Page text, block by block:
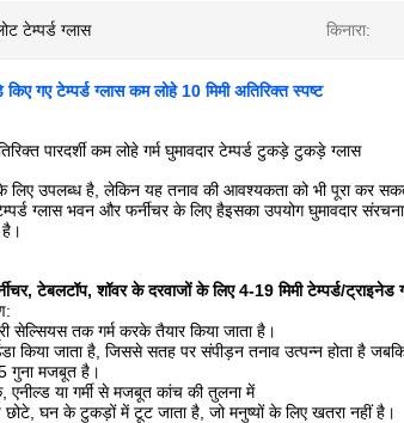
टेम्पर्ड ग्लास किनारा:
गए टेम्पर्ड ग्लास कम लोहे 10 मिमी अतिरिक्त स्पष्ट
पारदर्शी कम लोहे गर्म घुमावदार टेम्पर्ड टुकड़े टुकड़े ग्लास
के लिए उपलब्ध है, लेकिन यह तनाव की आवश्यकता को भी पूरा कर
ग्लास भवन और फर्नीचर के लिए हैइसका उपयोग घुमावदार
है।
टेबलटॉप, शॉवर के दरवाजों के लिए 4-19 मिमी टेम्पर्ड/ट्राइनेड
सेल्सियस तक गर्म करके तैयार किया जाता है।
किया जाता है, जिससे सतह पर संपीड़न तनाव उत्पन्न होता है
गुना मजबूत है।
या गर्मी से मजबूत कांच की तुलना में
घन के टुकड़ों में टूट जाता है, जो मनुष्यों के लिए खतरा नहीं है।